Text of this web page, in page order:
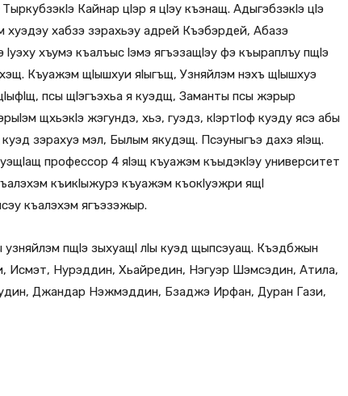
Кайнар цlэр я цlэу къэнащ. Адыгэбзэкlэ цlэ
хабзэ зэрахьэу адрей Къэбэрдей, Абазэ
хъумэ къалъыс lэмэ ягъэзащlэу фэ къыраплъу пщlэ
Къуажэм щlышхуи яlыгъщ, Узняйлэм нэхъ щlышхуэ
псы щlэгъэхьа я куэдщ, Заманты псы жэрыр
щхьэкlэ жэгундэ, хьэ, гуэдз, кlэртlоф куэду ясэ абы
зэрахуэ мэл, Былым якудэщ. Псэуныгъэ дахэ яlэщ.
профессор 4 яlэщ къуажэм къыдэкlэу университет
къикlыжурэ къуажэм къокlуэжри ящl
къалэхэм ягъэзэжыр.
узняйлэм пщlэ зыхуащl лlы куэд щыпсэуащ. Къэдбжын
Нурэддин, Хьайредин, Нэгуэр Шэмсэдин, Атила,
Джандар Нэжмэддин, Бзаджэ Ирфан, Дуран Гази,